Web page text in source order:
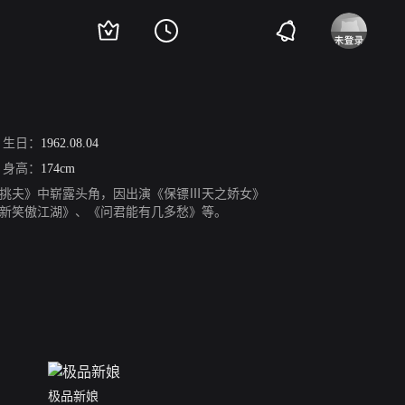
生日： 1962.08.04
身高： 174cm
夫》中崭露头角，因出演《保镖Ⅲ天之娇女》
傲江湖》、《问君能有几多愁》等。
极品新娘